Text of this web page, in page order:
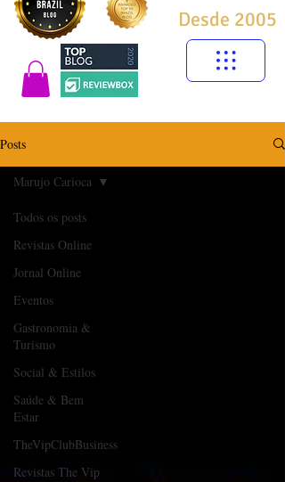
Desde 2005
Posts
Todos os posts
Revistas Online
Jornal Online
Eventos
Gastronomia &
Turismo
Social & Estilos
Saúde & Bem
Estar
TheVipClubBusiness
Revistas The Vip
Marujo Carioca